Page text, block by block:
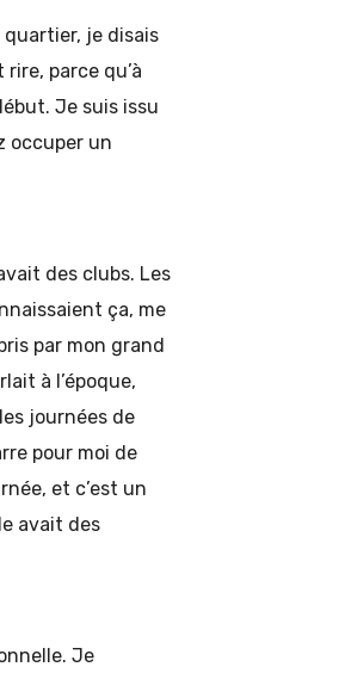
quartier, je disais
parce qu’à
Je suis issu
occuper un
des clubs. Les
ça, me
par mon grand
à l’époque,
journées de
pour moi de
et c’est un
avait des
Je